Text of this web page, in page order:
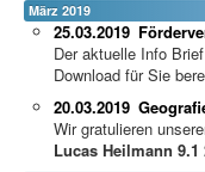
März 2019
25.03.2019
Der aktuelle Info
Download für Sie
20.03.2019
Wir gratulieren
Lucas Heilmann 9.1